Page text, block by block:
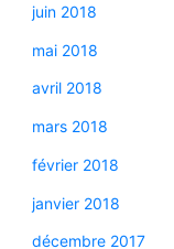
juin 2018
mai 2018
avril 2018
mars 2018
février 2018
janvier 2018
décembre 2017